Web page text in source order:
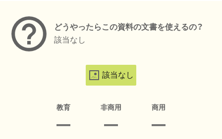
どうやったらこの資料の文書を使えるの？
該当なし
該当なし
教育 非商用 商用